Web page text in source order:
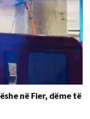
në Fier, dëme të